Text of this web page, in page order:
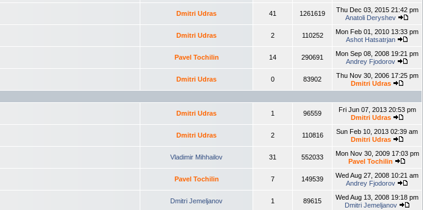
Dmitri Udras 41 1261619
Thu Dec 03, 2015 21:42 pm
Anatoli Deryshev
Dmitri Udras 2 110252
Mon Feb 01, 2010 13:33 pm
Ashot Hatsatrjan
Pavel Tochilin 14 290691
Mon Sep 08, 2008 19:21 pm
Andrey Fjodorov
Dmitri Udras 0 83902
Thu Nov 30, 2006 17:25 pm
Dmitri Udras
Dmitri Udras 1 96559
Fri Jun 07, 2013 20:53 pm
Dmitri Udras
Dmitri Udras 2 110816
Sun Feb 10, 2013 02:39 am
Dmitri Udras
Vladimir Mihhailov 31 552033
Mon Nov 30, 2009 17:03 pm
Pavel Tochilin
Pavel Tochilin 7 149539
Wed Aug 27, 2008 10:21 am
Andrey Fjodorov
Dmitri Jemeljanov 1 89615
Wed Aug 13, 2008 19:18 pm
Dmitri Jemeljanov